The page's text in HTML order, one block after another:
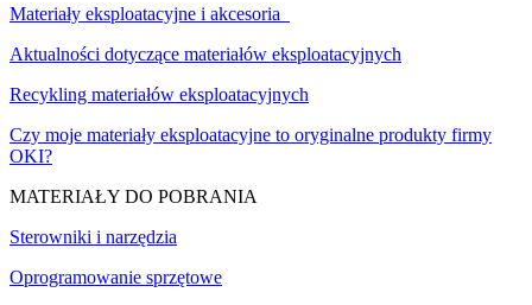
Materiały eksploatacyjne i akcesoria
Aktualności dotyczące materiałów eksploatacyjnych
Recykling materiałów eksploatacyjnych
Czy moje materiały eksploatacyjne to oryginalne produkty firmy
OKI?
MATERIAŁY DO POBRANIA
Sterowniki i narzędzia
Oprogramowanie sprzętowe